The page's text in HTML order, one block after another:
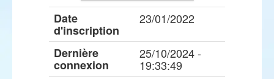
Date
d'inscription
23/01/2022
Dernière
connexion
25/10/2024 -
19:33:49